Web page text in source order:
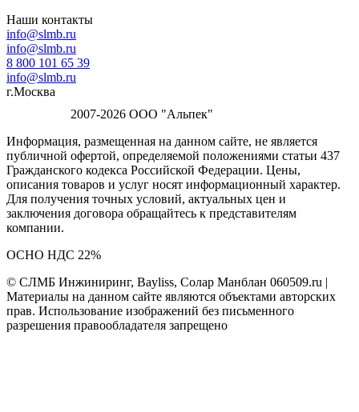
Наши контакты
info@slmb.ru
info@slmb.ru
8 800 101 65 39
info@slmb.ru
г.Москва
2007-2026 ООО "Альпек"
Информация, размещенная на данном сайте, не является
публичной офертой, определяемой положениями статьи 437
Гражданского кодекса Российской Федерации. Цены,
описания товаров и услуг носят информационный характер.
Для получения точных условий, актуальных цен и
заключения договора обращайтесь к представителям
компании.
ОСНО НДС 22%
© СЛМБ Инжиниринг, Bayliss, Солар Манблан 060509.ru |
Материалы на данном сайте являются объектами авторских
прав. Использование изображений без письменного
разрешения правообладателя запрещено